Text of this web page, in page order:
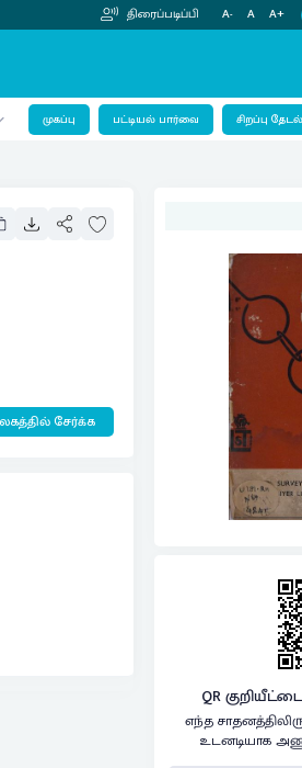
திரைப்படிப்பி A- A A+
முகப்பு பட்டியல் பார்வை சிறப்பு தேடல்
சேர்க்க
QR
எந்த
உடனடியாக